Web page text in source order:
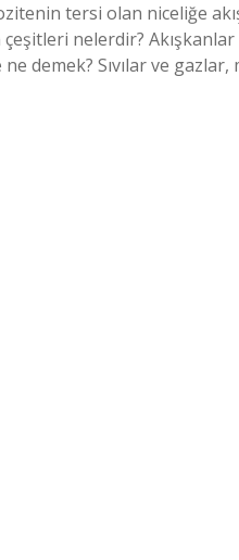
tersi olan niceliğe
çeşitleri nelerdir?
demek? Sıvılar ve